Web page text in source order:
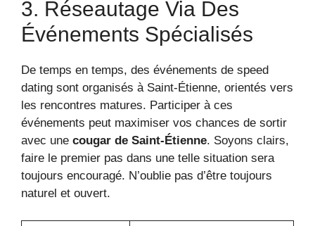
3. Réseautage Via Des
Événements Spécialisés
De temps en temps, des événements de speed
dating sont organisés à Saint-Étienne, orientés vers
les rencontres matures. Participer à ces
événements peut maximiser vos chances de sortir
avec une cougar de Saint-Étienne. Soyons clairs,
faire le premier pas dans une telle situation sera
toujours encouragé. N’oublie pas d’être toujours
naturel et ouvert.